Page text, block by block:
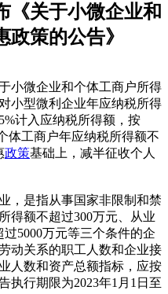
《关于小微企业和
策的公告》
小微企业和个体工商户所得
小型微利企业年应纳税所得
计入应纳税所得额，按
体工商户年应纳税所得额不
政策基础上，减半征收个人
，是指从事国家非限制和禁
得额不超过300万元、从业
5000万元等三个条件的企
动关系的职工人数和企业接
人数和资产总额指标，应按
执行期限为2023年1月1日至